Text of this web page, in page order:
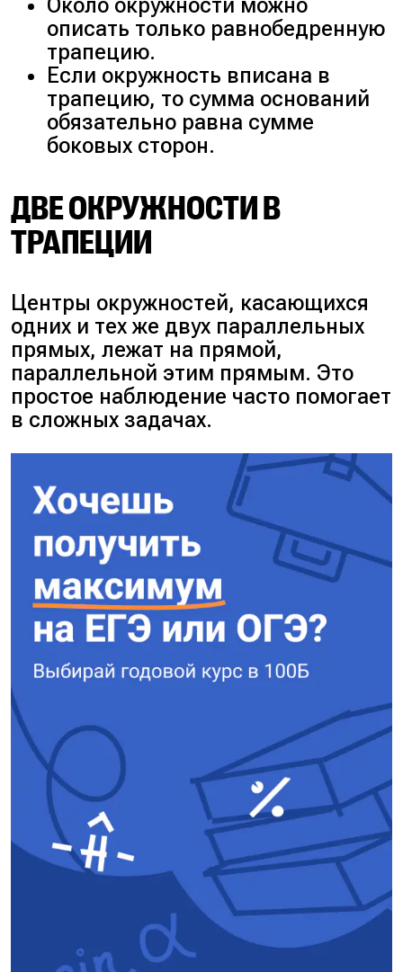
Около окружности можно
описать только равнобедренную
трапецию.
Если окружность вписана в
трапецию, то сумма оснований
обязательно равна сумме
боковых сторон.
ДВЕ ОКРУЖНОСТИ В
ТРАПЕЦИИ
Центры окружностей, касающихся
одних и тех же двух параллельных
прямых, лежат на прямой,
параллельной этим прямым. Это
простое наблюдение часто помогает
в сложных задачах.